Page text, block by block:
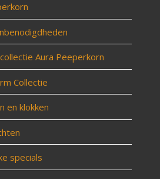
Aura Peeperkorn
Collectie
en klokken
specials